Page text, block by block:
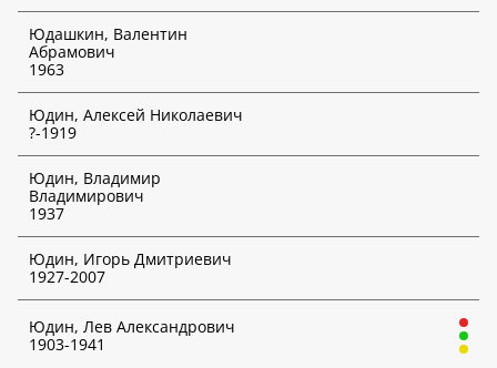
Юдашкин, Валентин
Абрамович
1963
Юдин, Алексей Николаевич
?-1919
Юдин, Владимир
Владимирович
1937
Юдин, Игорь Дмитриевич
1927-2007
Юдин, Лев Александрович
1903-1941